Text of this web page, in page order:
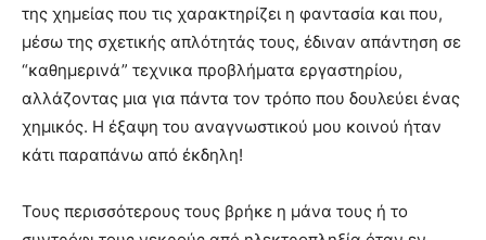
της χημείας που τις χαρακτηρίζει η φαντασία και που,
μέσω της σχετικής απλότητάς τους, έδιναν απάντηση σε
“καθημερινά” τεχνικα προβλήματα εργαστηρίου,
αλλάζοντας μια για πάντα τον τρόπο που δουλεύει ένας
χημικός. Η έξαψη του αναγνωστικού μου κοινού ήταν
κάτι παραπάνω από έκδηλη!
Τους περισσότερους τους βρήκε η μάνα τους ή το